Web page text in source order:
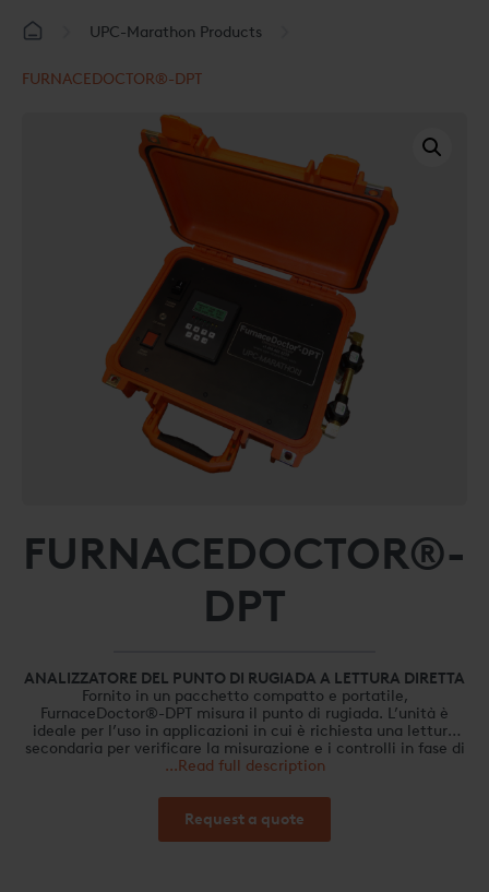
UPC-Marathon Products
FURNACEDOCTOR®-DPT
FURNACEDOCTOR®-
DPT
ANALIZZATORE DEL PUNTO DI RUGIADA A LETTURA DIRETTA
Fornito in un pacchetto compatto e portatile,
FurnaceDoctor®-DPT misura il punto di rugiada. L’unità è
ideale per l’uso in applicazioni in cui è richiesta una lettura
secondaria per verificare la misurazione e i controlli in fase di
lavorazione per la conformità alle norme. L’interfaccia e il
forniscono una misurazione efficiente su più pezzi di
apparecchiature o punti di processo.
...Read full description
Request a quote